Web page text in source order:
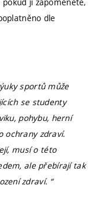
dle
sportů může
se studenty
pohybu, herní
ochrany zdraví.
musí o této
ale přebírají tak
zdraví. “